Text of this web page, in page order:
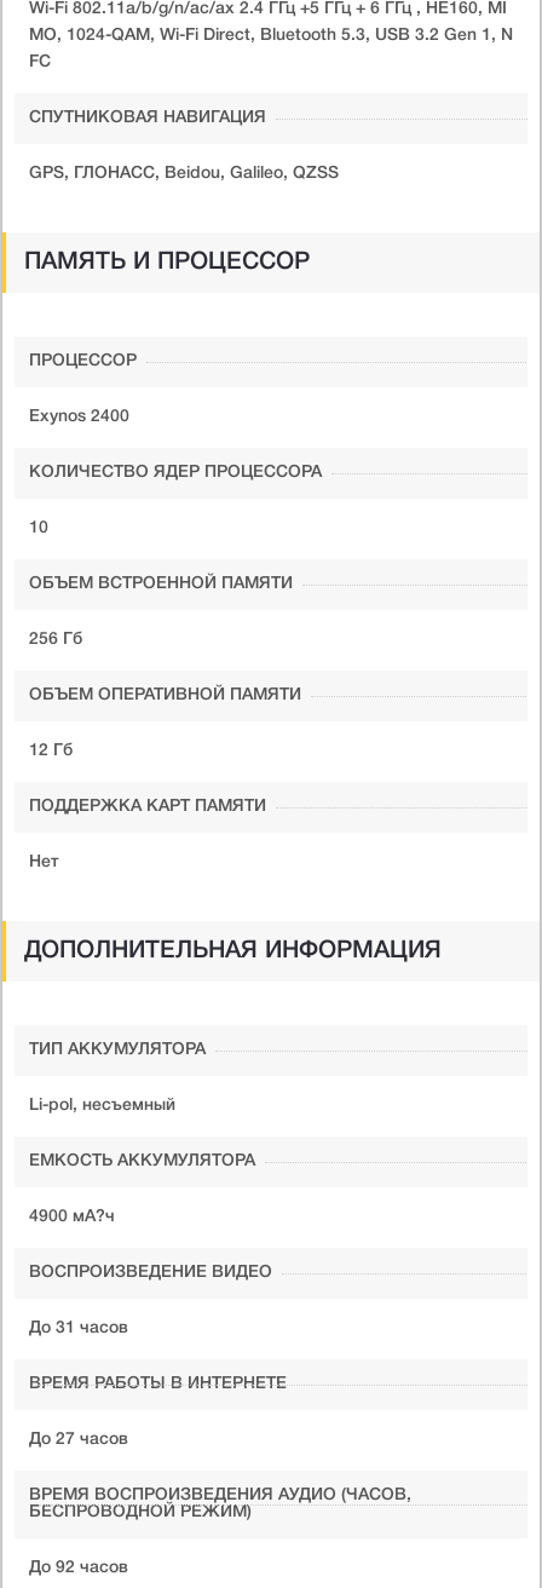
Wi-Fi 802.11a/b/g/n/ac/ax 2.4 ГГц +5 ГГц + 6 ГГц , HE160, MI
MO, 1024-QAM, Wi-Fi Direct, Bluetooth 5.3, USB 3.2 Gen 1, N
FC
СПУТНИКОВАЯ НАВИГАЦИЯ
GPS, ГЛОНАСС, Beidou, Galileo, QZSS
ПАМЯТЬ И ПРОЦЕССОР
ПРОЦЕССОР
Exynos 2400
КОЛИЧЕСТВО ЯДЕР ПРОЦЕССОРА
10
ОБЪЕМ ВСТРОЕННОЙ ПАМЯТИ
256 Гб
ОБЪЕМ ОПЕРАТИВНОЙ ПАМЯТИ
12 Гб
ПОДДЕРЖКА КАРТ ПАМЯТИ
Нет
ДОПОЛНИТЕЛЬНАЯ ИНФОРМАЦИЯ
ТИП АККУМУЛЯТОРА
Li-pol, несъемный
ЕМКОСТЬ АККУМУЛЯТОРА
4900 мА?ч
ВОСПРОИЗВЕДЕНИЕ ВИДЕО
До 31 часов
ВРЕМЯ РАБОТЫ В ИНТЕРНЕТЕ
До 27 часов
ВРЕМЯ ВОСПРОИЗВЕДЕНИЯ АУДИО (ЧАСОВ,
БЕСПРОВОДНОЙ РЕЖИМ)
До 92 часов